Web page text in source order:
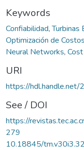
Keywords
Confiabilidad,Turbinas
Optimización de
Neural Networks,
URI
https://
See / DOI
https://
279
10.18845/